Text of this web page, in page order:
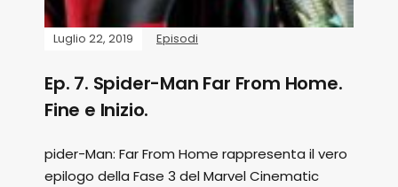
Luglio 22, 2019 Episodi
Ep. 7. Spider-Man Far From Home.
Fine e Inizio.
pider-Man: Far From Home rappresenta il vero
epilogo della Fase 3 del Marvel Cinematic